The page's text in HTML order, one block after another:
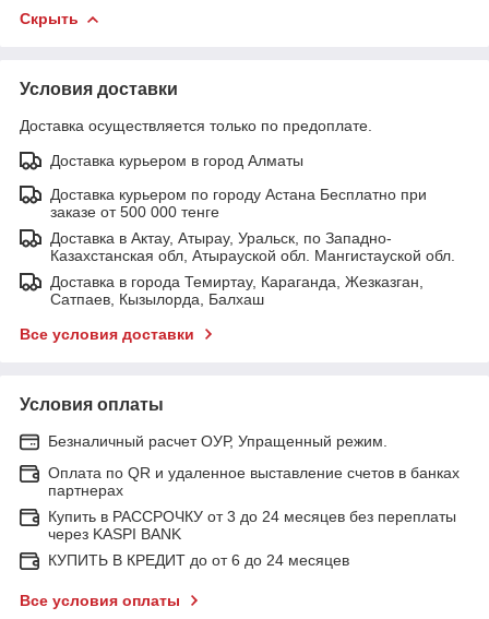
Скрыть
Условия доставки
Доставка осуществляется только по предоплате.
Доставка курьером в город Алматы
Доставка курьером по городу Астана Бесплатно при
заказе от 500 000 тенге
Доставка в Актау, Атырау, Уральск, по Западно-
Казахстанская обл, Атырауской обл. Мангистауской обл.
Доставка в города Темиртау, Караганда, Жезказган,
Сатпаев, Кызылорда, Балхаш
Все условия доставки
Условия оплаты
Безналичный расчет ОУР, Упращенный режим.
Оплата по QR и удаленное выставление счетов в банках
партнерах
Купить в РАССРОЧКУ от 3 до 24 месяцев без переплаты
через KASPI BANK
КУПИТЬ В КРЕДИТ до от 6 до 24 месяцев
Все условия оплаты